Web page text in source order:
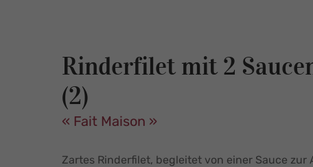
Rinderfilet mit 2
(2)
« Fait Maison »
Zartes Rinderfilet, begleitet von einer Sauce zur